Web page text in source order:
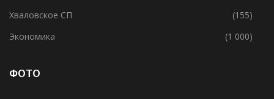
Хваловское СП
(155)
Экономика
(1 000)
ФОТО